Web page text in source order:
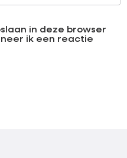
in deze browser
ik een reactie